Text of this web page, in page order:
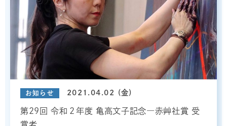
お知らせ 2021.04.02 (金)
第29回 令和２年度 亀高文子記念―赤艸社賞 受